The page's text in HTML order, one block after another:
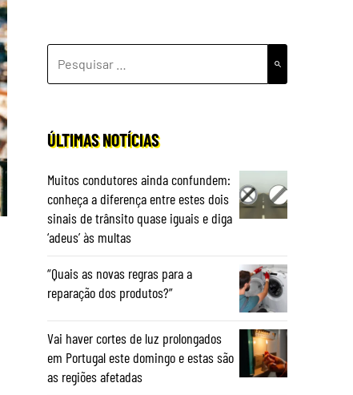
POR:
ÚLTIMAS NOTÍCIAS
Muitos condutores ainda confundem:
conheça a diferença entre estes dois
sinais de trânsito quase iguais e diga
‘adeus’ às multas
“Quais as novas regras para a
reparação dos produtos?”
Vai haver cortes de luz prolongados
em Portugal este domingo e estas são
as regiões afetadas